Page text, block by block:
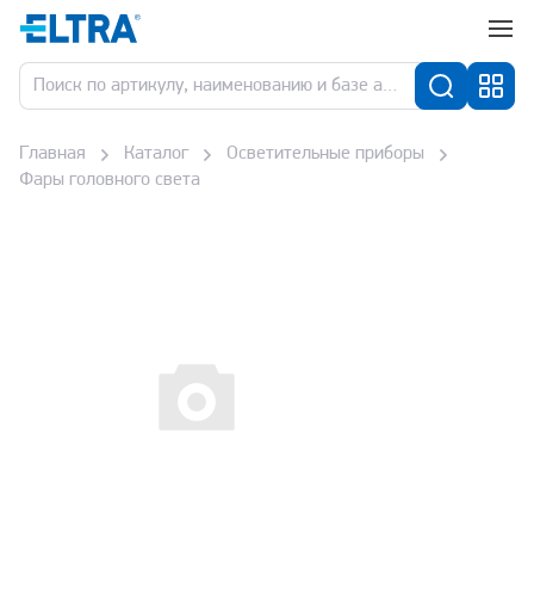
Главная Каталог
Осветительные приборы
Фары головного света